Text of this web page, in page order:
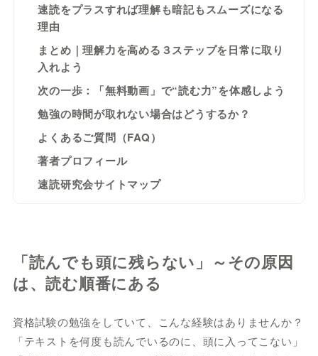
速読をプラスすれば理解も暗記もスムーズになる
理由
まとめ｜理解力を高める３ステップを日常に取り
入れよう
次の一歩：「無料動画」で“読む力”を体感しよう
勉強の時間が取れない場合はどうするか？
よくあるご質問（FAQ）
著者プロフィール
速読研究会サイトマップ
「読んでも頭に残らない」～その原因
は、読む順番にある
資格試験の勉強をしていて、こんな経験はありませんか？
「テキストを何度も読んでいるのに、頭に入ってこない」